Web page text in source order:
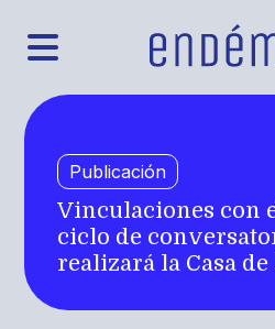
Publicación
Vinculaciones con
ciclo de
realizará la Casa